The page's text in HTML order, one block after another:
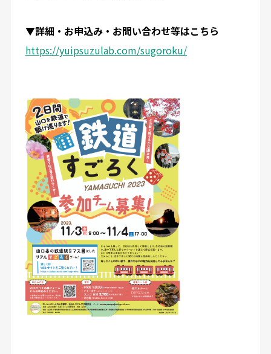
▼詳細・お申込み・お問い合わせ等はこちら
https://yuipsuzulab.com/sugoroku/